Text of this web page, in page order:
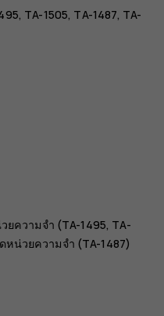
TA-1505, TA-1487, TA-
ความจำ (TA-1495, TA-
หน่วยความจำ (TA-1487)